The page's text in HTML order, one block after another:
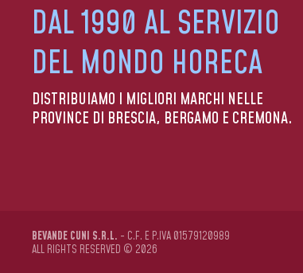
DAL 1990 AL SERVIZIO
DEL MONDO HORECA
DISTRIBUIAMO I MIGLIORI MARCHI NELLE
PROVINCE DI BRESCIA, BERGAMO E CREMONA.
BEVANDE CUNI S.R.L. - C.F. E P.IVA 01579120989
ALL RIGHTS RESERVED © 2026